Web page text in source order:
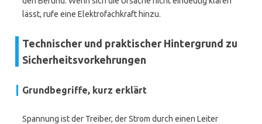
lässt, rufe eine Elektrofachkraft hinzu.
Technischer und praktischer Hintergrund zu
Sicherheitsvorkehrungen
Grundbegriffe, kurz erklärt
Spannung ist der Treiber, der Strom durch einen Leiter